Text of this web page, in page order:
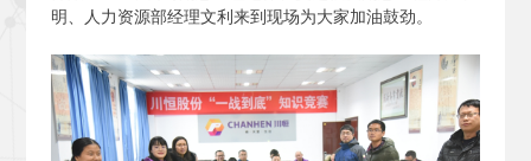
明、人力资源部经理文利来到现场为大家加油鼓劲。